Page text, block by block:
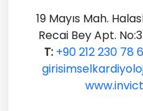
19 Mayıs Mah.
Recai Bey Apt.
T: +90 212 230 78